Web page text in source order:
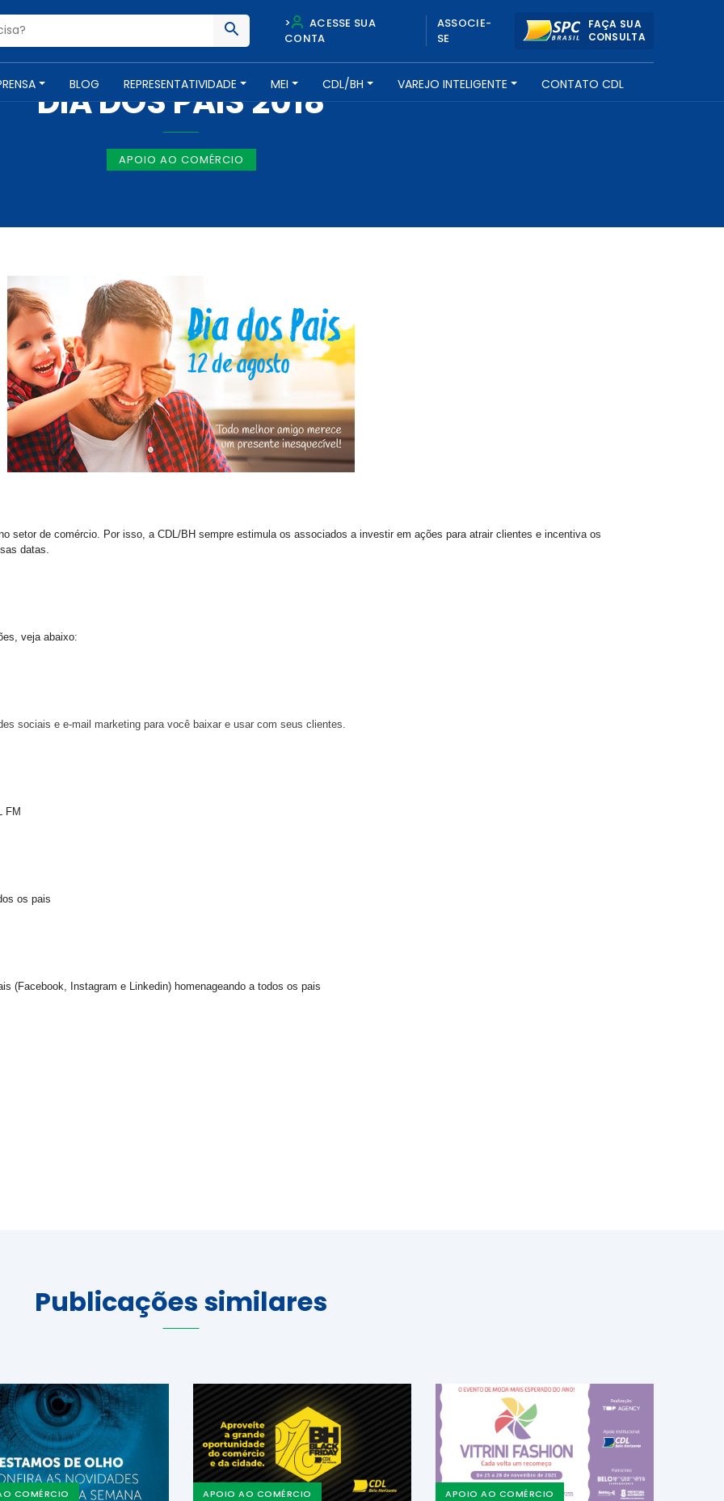
>
ACESSE SUA
CONTA
ASSOCIE-
SE
FAÇA SUA
CONSULTA
BLOG REPRESENTATIVIDADE MEI CDL/BH VAREJO INTELIGENTE CONTATO CDL
NOTÍCIAS -9 DE AGOSTO DE 2018
DIA DOS PAIS 2018
APOIO AO COMÉRCIO
setor de comércio. Por isso, a CDL/BH sempre estimula os associados a investir em ações para atrair clientes e incentiva os
datas.
veja abaixo:
sociais e e-mail marketing para você baixar e usar com seus clientes.
FM
os pais
(Facebook, Instagram e Linkedin) homenageando a todos os pais
Publicações similares
COMÉRCIO APOIO AO COMÉRCIO APOIO AO COMÉRCIO